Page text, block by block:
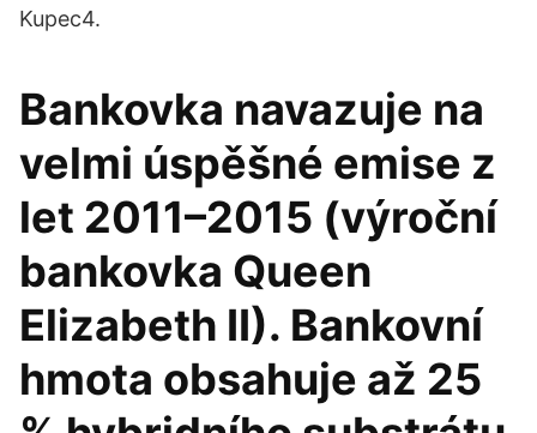
Kupec4.
Bankovka navazuje na
velmi úspěšné emise z
let 2011–2015 (výroční
bankovka Queen
Elizabeth II). Bankovní
hmota obsahuje až 25